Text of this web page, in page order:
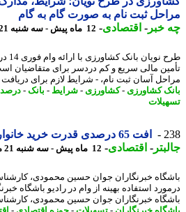
ثبت نام به صورت گام به گام
خبر -اقتصادی-12 ماه پیش - سه شنبه 21 مرداد 1404، 22:44
طرح نویان
مالی سریع و کم دردسر برای متقاضیان است.
آسان ثبت نام، - شرایط لازم برای دریافت ...
کشاورزی- کشاورزی- شرایط -بانک -درصد-
افت 65 درصدی قدرت خرید خانوار ها طی 5 سال گذشته
-اقتصادی-12 ماه پیش - سه شنبه 21 مرداد 1404، 09:27
خبرنگاران جوان حسین محمودی، کارشناس
استفاده بهینه از وام در رادیو باشگاه
خبرنگاران جوان حسین محمودی، کارشناس ...